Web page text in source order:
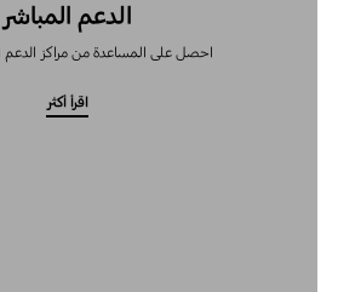
الدعم المباشر
احصل على المساعدة من مراكز الدعم
اقرأ أكثر